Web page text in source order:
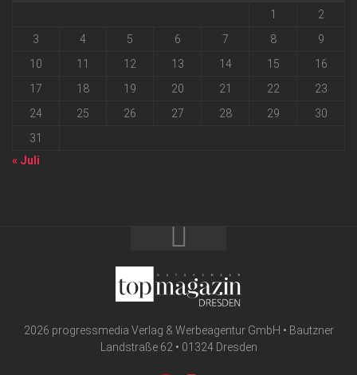
1
2
3
4 5 6 7 8
9
10
11 12 13 14 15
16
17
18 19 20 21 22
23
24
25 26 27 28 29
30
31
« Juli
2026 progressmedia Verlag & Werbeagentur GmbH • Bautzner
Landstraße 62 • 01324 Dresden